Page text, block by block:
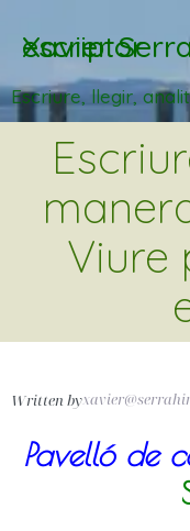
Xavier Serrahima: escriptor
Escriure, llegir,
Viure
Written by
Pavelló de